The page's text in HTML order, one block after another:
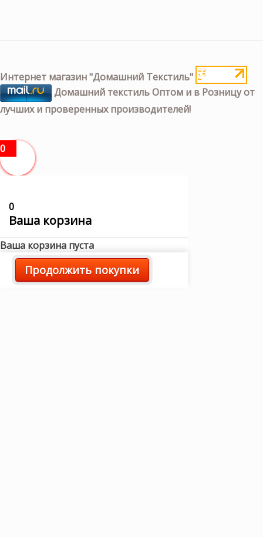
Интернет магазин "Домашний Текстиль"
Домашний текстиль Оптом и в Розницу от
лучших и проверенных производителей!
0
0
Ваша корзина
Ваша корзина пуста
Продолжить покупки